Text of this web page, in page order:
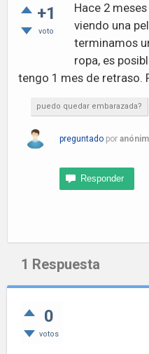
+1
voto
Hace 2
viendo una
terminamos
ropa, es
tengo 1 mes de retraso.
puedo quedar embarazada?
preguntado por
1 Respuesta
0
votos